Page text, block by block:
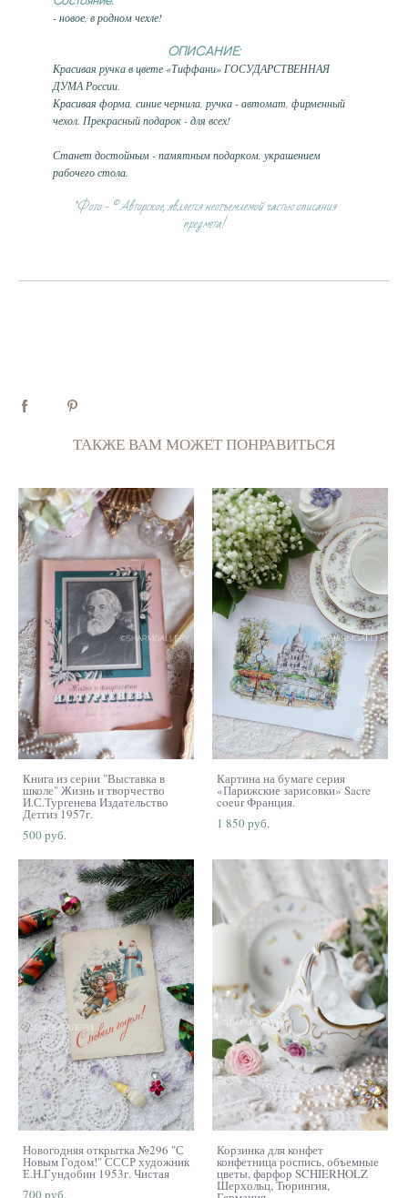
- новое, в родном чехле!
ОПИСАНИЕ:
Красивая ручка в цвете «Тиффани» ГОСУДАРСТВЕННАЯ
ДУМА России.
Красивая форма, синие чернила, ручка - автомат, фирменный
чехол. Прекрасный подарок - для всех!
Станет достойным - памятным подарком, украшением
рабочего стола.
*Фото - © Авторское, является неотъемлемой частью описания
предмета!
ТАКЖЕ ВАМ МОЖЕТ ПОНРАВИТЬСЯ
Книга из серии "Выставка в
школе" Жизнь и творчество
И.С.Тургенева Издательство
Детгиз 1957г.
500 pуб.
Картина на бумаге серия
«Парижские зарисовки» Sacre
coeur Франция.
1 850 pуб.
Новогодняя открытка №296 "С
Новым Годом!" СССР художник
Е.Н.Гундобин 1953г. Чистая
700 pуб.
Корзинка для конфет
конфетница роспись, объемные
цветы, фарфор SCHIERHOLZ
Шерхольц, Тюрингия,